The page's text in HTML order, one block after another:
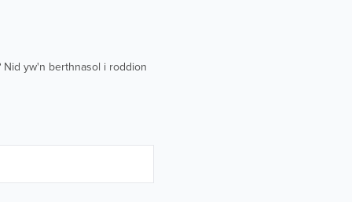
yw'n berthnasol i roddion